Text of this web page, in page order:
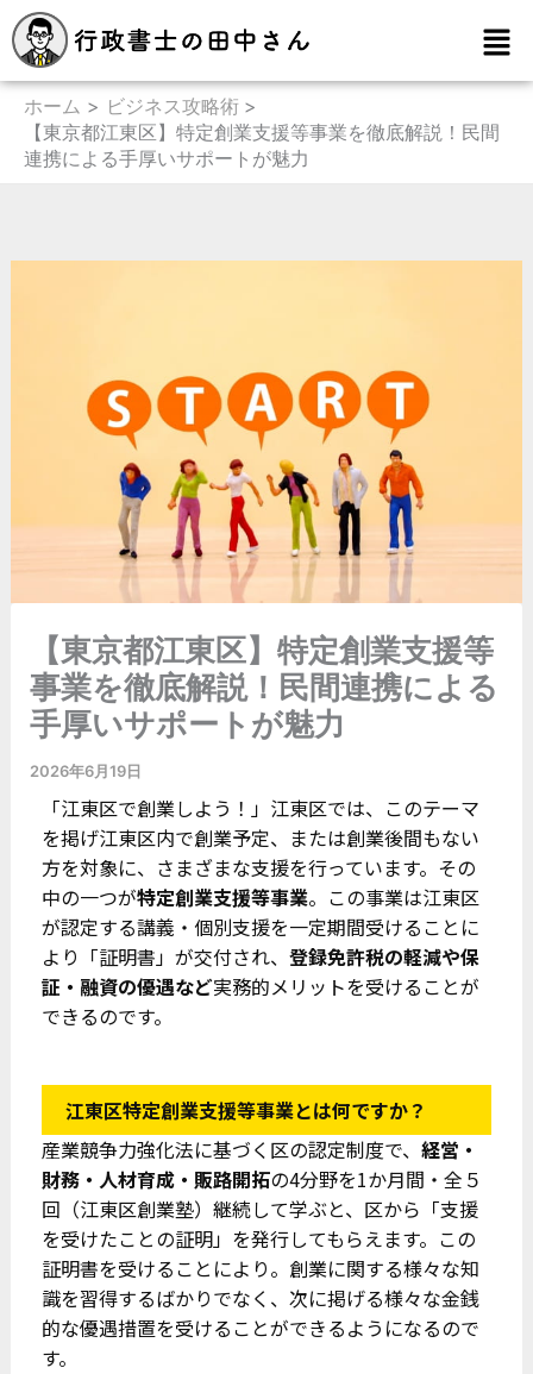
容
を
メ
ニ
ュ
ホーム
ビジネス攻略術
【東京都江東区】特定創業支援等事業を徹底解説！民間
連携による手厚いサポートが魅力
【東京都江東区】特定創業支援等
事業を徹底解説！民間連携による
手厚いサポートが魅力
2026年6月19日
「江東区で創業しよう！」江東区では、このテーマ
を掲げ江東区内で創業予定、または創業後間もない
方を対象に、さまざまな支援を行っています。その
中の一つが特定創業支援等事業。この事業は江東区
が認定する講義・個別支援を一定期間受けることに
より「証明書」が交付され、 登録免許税の軽減や保
証・融資の優遇など実務的メリットを受けることが
できるのです。
江東区特定創業支援等事業とは何ですか？
産業競争力強化法に基づく区の認定制度で、 経営・
財務・人材育成・販路開拓の4分野を1か月間・全５
回（江東区創業塾）継続して学ぶと、区から「支援
を受けたことの証明」を発行してもらえます。この
証明書を受けることにより。創業に関する様々な知
識を習得するばかりでなく、次に掲げる様々な金銭
的な優遇措置を受けることができるようになるので
す。